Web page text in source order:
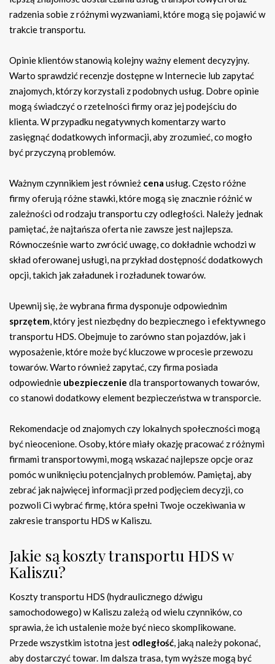
radzenia sobie z różnymi wyzwaniami, które mogą się pojawić w
trakcie transportu.
Opinie klientów stanowią kolejny ważny element decyzyjny.
Warto sprawdzić recenzje dostępne w Internecie lub zapytać
znajomych, którzy korzystali z podobnych usług. Dobre opinie
mogą świadczyć o rzetelności firmy oraz jej podejściu do
klienta. W przypadku negatywnych komentarzy warto
zasięgnąć dodatkowych informacji, aby zrozumieć, co mogło
być przyczyną problemów.
Ważnym czynnikiem jest również cena usług. Często różne
firmy oferują różne stawki, które mogą się znacznie różnić w
zależności od rodzaju transportu czy odległości. Należy jednak
pamiętać, że najtańsza oferta nie zawsze jest najlepsza.
Równocześnie warto zwrócić uwagę, co dokładnie wchodzi w
skład oferowanej usługi, na przykład dostępność dodatkowych
opcji, takich jak załadunek i rozładunek towarów.
Upewnij się, że wybrana firma dysponuje odpowiednim
sprzętem , który jest niezbędny do bezpiecznego i efektywnego
transportu HDS. Obejmuje to zarówno stan pojazdów, jak i
wyposażenie, które może być kluczowe w procesie przewozu
towarów. Warto również zapytać, czy firma posiada
odpowiednie ubezpieczenie dla transportowanych towarów,
co stanowi dodatkowy element bezpieczeństwa w transporcie.
Rekomendacje od znajomych czy lokalnych społeczności mogą
być nieocenione. Osoby, które miały okazję pracować z różnymi
firmami transportowymi, mogą wskazać najlepsze opcje oraz
pomóc w uniknięciu potencjalnych problemów. Pamiętaj, aby
zebrać jak najwięcej informacji przed podjęciem decyzji, co
pozwoli Ci wybrać firmę, która spełni Twoje oczekiwania w
zakresie transportu HDS w Kaliszu.
Jakie są koszty transportu HDS w
Kaliszu?
Koszty transportu HDS (hydraulicznego dźwigu
samochodowego) w Kaliszu zależą od wielu czynników, co
sprawia, że ich ustalenie może być nieco skomplikowane.
Przede wszystkim istotna jest odległość , jaką należy pokonać,
aby dostarczyć towar. Im dalsza trasa, tym wyższe mogą być